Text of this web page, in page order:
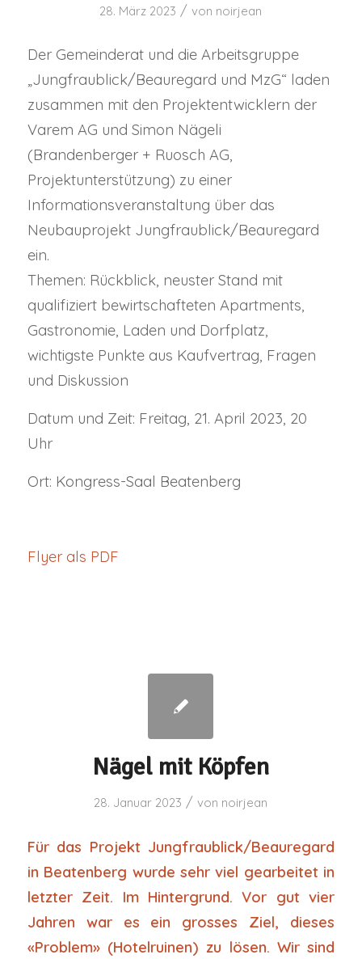
28. März 2023 / von noirjean
Der Gemeinderat und die Arbeitsgruppe
„Jungfraublick/Beauregard und MzG“ laden
zusammen mit den Projektentwicklern der
Varem AG und Simon Nägeli
(Brandenberger + Ruosch AG,
Projektunterstützung) zu einer
Informationsveranstaltung über das
Neubauprojekt Jungfraublick/Beauregard
ein.
Themen: Rückblick, neuster Stand mit
qualifiziert bewirtschafteten Apartments,
Gastronomie, Laden und Dorfplatz,
wichtigste Punkte aus Kaufvertrag, Fragen
und Diskussion
Datum und Zeit: Freitag, 21. April 2023, 20
Uhr
Ort: Kongress-Saal Beatenberg
Flyer als PDF
Nägel mit Köpfen
28. Januar 2023 / von noirjean
Für das Projekt Jungfraublick/Beauregard
in Beatenberg wurde sehr viel gearbeitet in
letzter Zeit. Im Hintergrund. Vor gut vier
Jahren war es ein grosses Ziel, dieses
«Problem» (Hotelruinen) zu lösen. Wir sind